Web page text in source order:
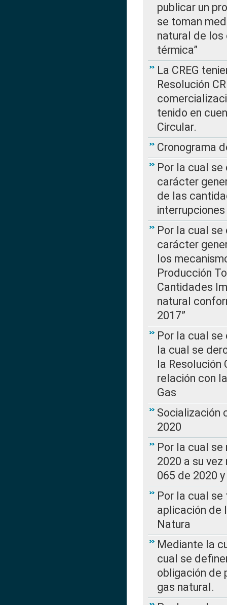
publicar un
se toman
natural de los
térmica”
La CREG
Resolución
tenido en
Circular.
Cronograma
Por la cual
carácter
de las
Por la cual
carácter
los
Producción
Cantidades
natural
2017”
Por la cual
la cual se
la Resolución
relación con
Gas
Socialización
2020
Por la cual se
2020 a su
065 de 2020
Por la cual
aplicación de
Natura
Mediante la
cual se
obligación de
gas natural.